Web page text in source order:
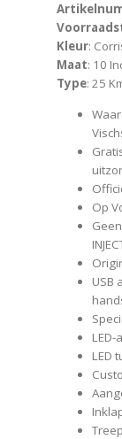
Kleur:
Maat: 10
Type: 25
Op
USB
LED